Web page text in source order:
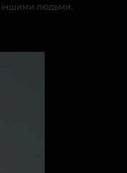
іншими людьми.